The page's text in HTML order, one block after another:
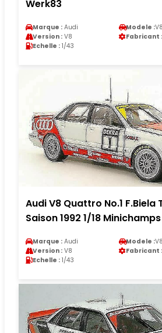
Werk83
Marque : Audi Modele :V8
Version : V8 Fabricant :
Echelle : 1/43
Audi V8 Quattro No.1 F.Biela
Saison 1992 1/18 Minichamps
Marque : Audi Modele :V8
Version : V8 Fabricant :
Echelle : 1/43